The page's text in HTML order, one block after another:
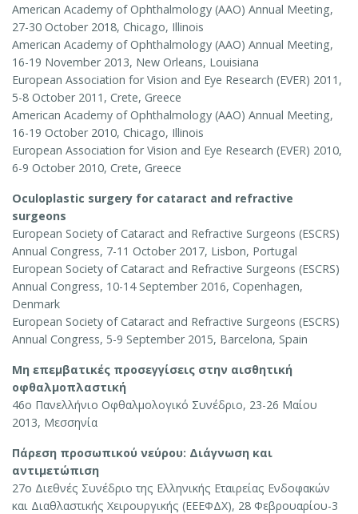
American Academy of Ophthalmology (AAO) Annual Meeting,
27-30 October 2018, Chicago, Illinois
American Academy of Ophthalmology (AAO) Annual Meeting,
16-19 November 2013, New Orleans, Louisiana
European Association for Vision and Eye Research (EVER) 2011,
5-8 October 2011, Crete, Greece
American Academy of Ophthalmology (AAO) Annual Meeting,
16-19 October 2010, Chicago, Illinois
European Association for Vision and Eye Research (EVER) 2010,
6-9 October 2010, Crete, Greece
Oculoplastic surgery for cataract and refractive
surgeons
European Society of Cataract and Refractive Surgeons (ESCRS)
Annual Congress, 7-11 October 2017, Lisbon, Portugal
European Society of Cataract and Refractive Surgeons (ESCRS)
Annual Congress, 10-14 September 2016, Copenhagen,
Denmark
European Society of Cataract and Refractive Surgeons (ESCRS)
Annual Congress, 5-9 September 2015, Barcelona, Spain
Μη επεμβατικές προσεγγίσεις στην αισθητική
οφθαλμοπλαστική
46ο Πανελλήνιο Οφθαλμολογικό Συνέδριο, 23-26 Μαίου
2013, Μεσσηνία
Πάρεση προσωπικού νεύρου: Διάγνωση και
αντιμετώπιση
27ο Διεθνές Συνέδριο της Ελληνικής Εταιρείας Ενδοφακών
και Διαθλαστικής Χειρουργικής (ΕΕΕΦΔΧ), 28 Φεβρουαρίου-3